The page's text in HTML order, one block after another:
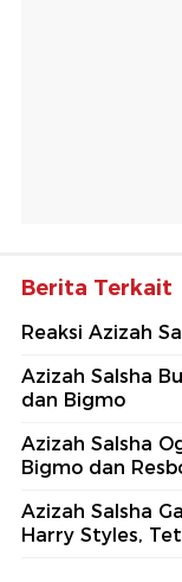
Berita Terkait
Reaksi Azizah
Azizah Salsha
dan Bigmo
Azizah Salsha
Bigmo dan
Azizah Salsha
Harry Styles,